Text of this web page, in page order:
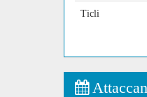
Ticli